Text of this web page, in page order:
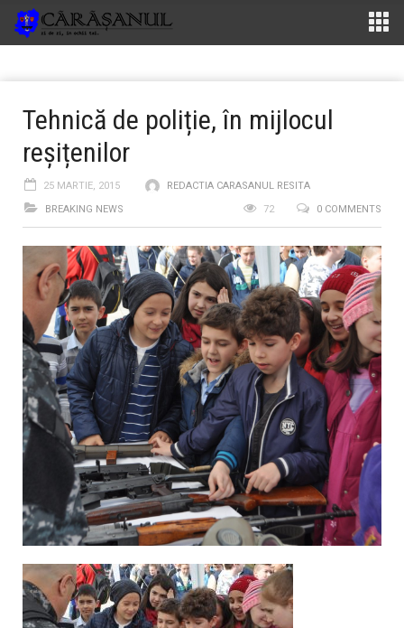
Tehnică de poliție, în mijlocul
reșițenilor
25 MARTIE, 2015
REDACTIA CARASANUL RESITA
BREAKING NEWS
0 COMMENTS
72